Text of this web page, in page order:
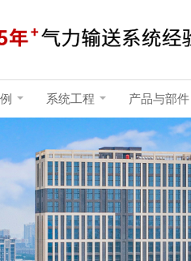
系统工程 产品与部件